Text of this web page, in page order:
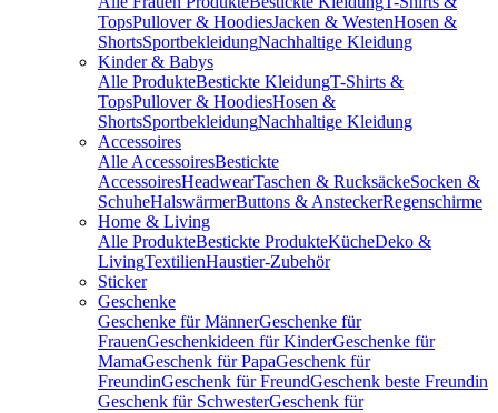
TopsPullover & HoodiesJacken & WestenHosen &
ShortsSportbekleidungNachhaltige Kleidung
Kinder & Babys
Alle ProdukteBestickte KleidungT-Shirts &
TopsPullover & HoodiesHosen &
ShortsSportbekleidungNachhaltige Kleidung
Accessoires
Alle AccessoiresBestickte
AccessoiresHeadwearTaschen & RucksäckeSocken &
SchuheHalswärmerButtons & AnsteckerRegenschirme
Home & Living
Alle ProdukteBestickte ProdukteKücheDeko &
LivingTextilienHaustier-Zubehör
Sticker
Geschenke
Geschenke für MännerGeschenke für
FrauenGeschenkideen für KinderGeschenke für
MamaGeschenk für PapaGeschenk für
FreundinGeschenk für FreundGeschenk beste Freundin
Geschenk für SchwesterGeschenk für